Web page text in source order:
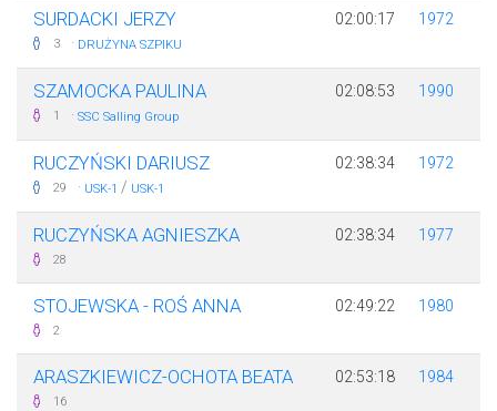
SURDACKI JERZY
3 · DRUŻYNA SZPIKU
02:00:17 1972
SZAMOCKA PAULINA
1 · SSC Salling Group
02:08:53 1990
RUCZYŃSKI DARIUSZ
29 · USK-1 / USK-1
02:38:34 1972
RUCZYŃSKA AGNIESZKA
28
02:38:34 1977
STOJEWSKA - ROŚ ANNA
2
02:49:22 1980
ARASZKIEWICZ-OCHOTA BEATA
16
02:53:18 1984